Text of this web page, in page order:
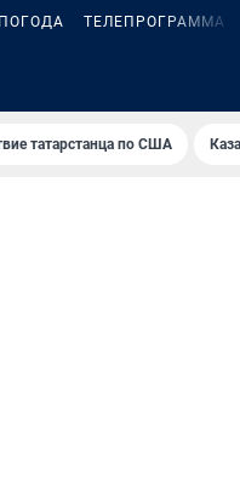
ПОГОДА ТЕЛЕПРОГРАММА
татарстанца по США